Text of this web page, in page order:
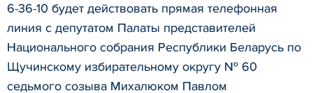
6-36-10 будет действовать прямая телефонная
линия с депутатом Палаты представителей
Национального собрания Республики Беларусь по
Щучинскому избирательному округу № 60
седьмого созыва Михалюком Павлом